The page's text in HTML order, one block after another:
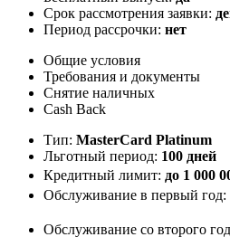
Срок рассмотрения заявки:
Период рассрочки: нет
Общие условия
Требования и документы
Снятие наличных
Cash Back
Тип: MasterСard Platinum
Льготный период: 100 дней
Кредитный лимит: до 1 000
Обслуживание в первый год:
Обслуживание со второго